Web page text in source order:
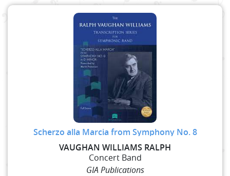
Scherzo alla Marcia from Symphony No. 8
VAUGHAN WILLIAMS RALPH
Concert Band
GIA Publications